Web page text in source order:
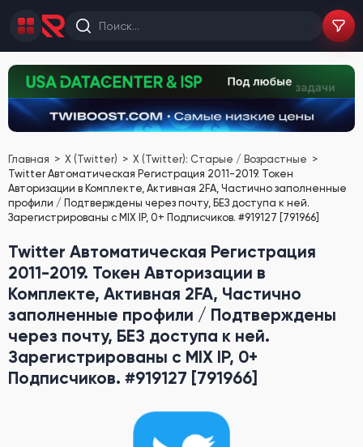
Главная X (Twitter)
X (Twitter): Старые / Возрастные
Twitter Автоматическая Регистрация 2011-2019. Токен
Авторизации в Комплекте, Активная 2FA, Частично заполненные
профили / Подтверждены через почту, БЕЗ доступа к ней.
Зарегистрированы с MIX IP, 0+ Подписчиков. #919127 [791966]
Twitter Автоматическая Регистрация
2011-2019. Токен Авторизации в
Комплекте, Активная 2FA, Частично
заполненные профили / Подтверждены
через почту, БЕЗ доступа к ней.
Зарегистрированы с MIX IP, 0+
Подписчиков. #919127 [791966]